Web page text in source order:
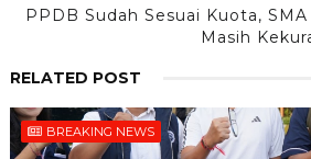
PPDB Sudah Sesuai Kuota,
Masih
RELATED POST
BREAKING NEWS